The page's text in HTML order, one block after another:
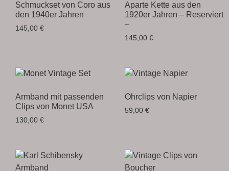
Schmuckset von Coro aus
den 1940er Jahren
145,00 €
Aparte Kette aus den
1920er Jahren – Reserviert
–
145,00 €
Armband mit passenden
Clips von Monet USA
130,00 €
Ohrclips von Napier
59,00 €